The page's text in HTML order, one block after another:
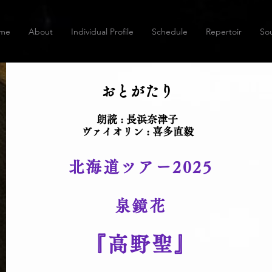
About Individual Profile Schedule Repertoir
おとがたり
朗読 : 長浜奈津子
​ヴァイオリン : 喜多直毅
北海道ツアー2025
泉鏡花
『高野聖』